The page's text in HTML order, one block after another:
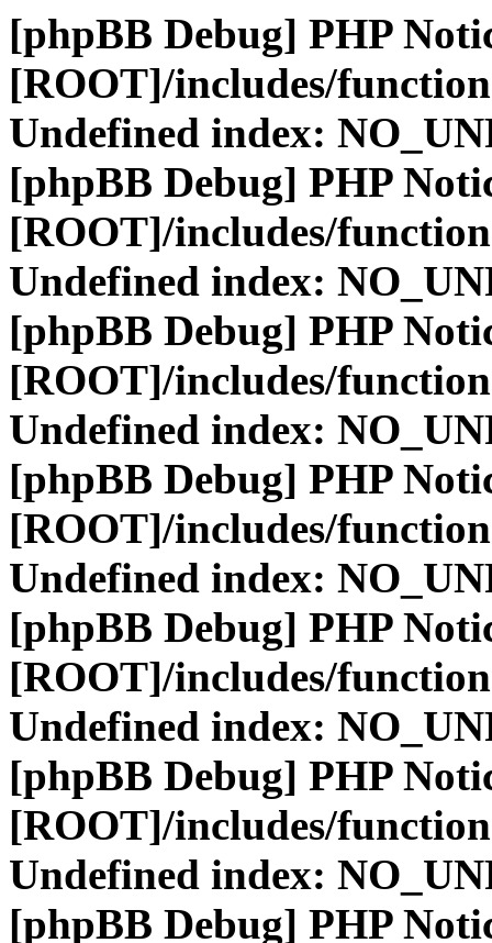
[phpBB Debug] PHP
[ROOT]/includes/
Undefined index:
[phpBB Debug] PHP
[ROOT]/includes/
Undefined index:
[phpBB Debug] PHP
[ROOT]/includes/
Undefined index:
[phpBB Debug] PHP
[ROOT]/includes/
Undefined index:
[phpBB Debug] PHP
[ROOT]/includes/
Undefined index:
[phpBB Debug] PHP
[ROOT]/includes/
Undefined index:
[phpBB Debug] PHP